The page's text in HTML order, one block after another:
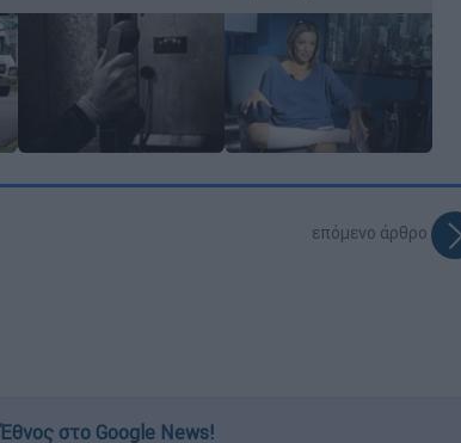
επόμενο άρθρο
στο Google News!